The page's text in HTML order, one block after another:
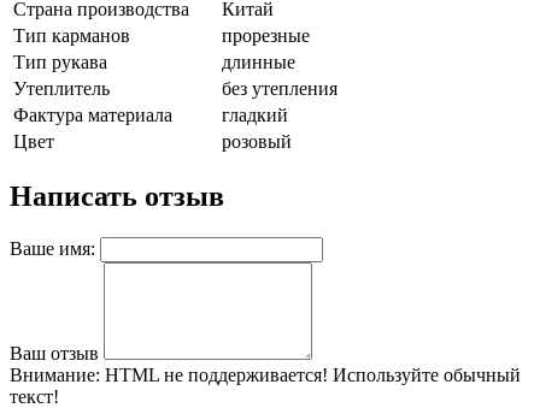
Страна производства
Китай
Тип карманов
прорезные
Тип рукава
длинные
Утеплитель
без утепления
Фактура материала
гладкий
Цвет
розовый
Написать отзыв
Ваше имя:
Ваш отзыв
Внимание: HTML не поддерживается! Используйте обычный
текст!